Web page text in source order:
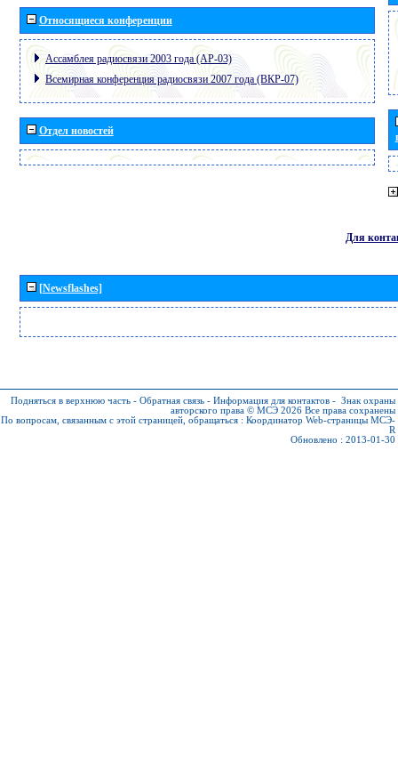
Относящиеся конференции
Ассамблея радиосвязи 2003 года (АР-03)
Всемирная конференция радиосвязи 2007 года (ВКР-07)
Отдел новостей
Для
[Newsflashes]
Подняться в верхнюю часть - Обратная связь - Информация для контактов - Знак охраны
авторского права © МСЭ 2026 Все права сохранены
По вопросам, связанным с этой страницей, обращаться : Координатор Web-страницы МСЭ-
R
Обновлено : 2013-01-30